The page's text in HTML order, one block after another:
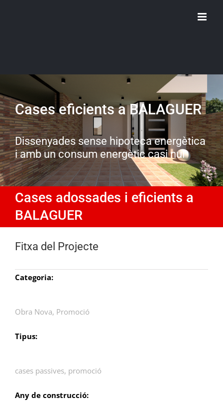
Cases eficients a BALAGUER
Dissenyades sense hipoteca energètica
i amb un consum energètic casi nul
Cases adossades i eficients a
BALAGUER
Fitxa del Projecte
Categoria:
Obra Nova, Promoció
Tipus:
cases passives, promoció
Any de construcció: